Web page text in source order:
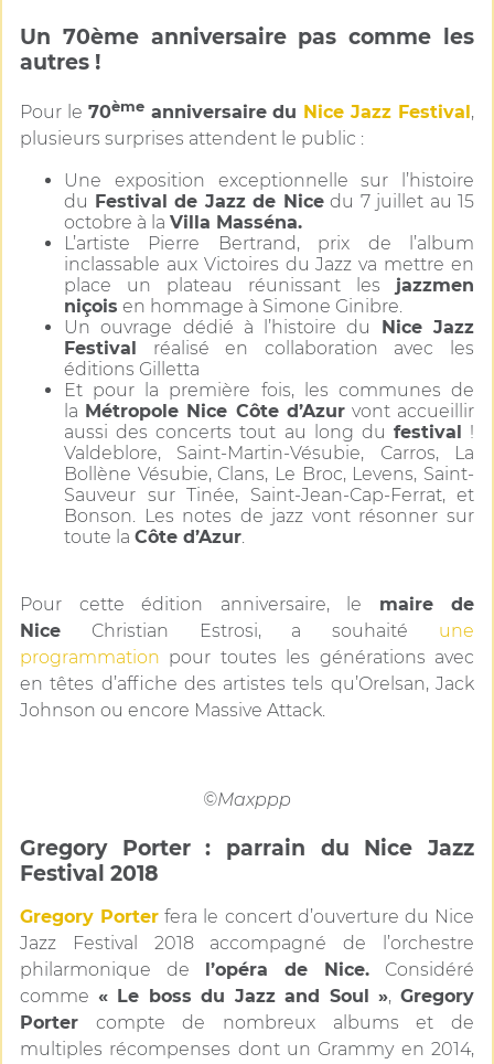
Un 70ème anniversaire pas comme les
autres !
Pour le 70èmeanniversaire du Nice Jazz Festival ,
plusieurs surprises attendent le public :
Une exposition exceptionnelle sur l’histoire
du
Festival de Jazz de Nicedu 7 juillet au 15
octobre à la Villa Masséna.
L’artiste Pierre Bertrand, prix de l’album
inclassable aux Victoires du Jazz va mettre en
place un plateau réunissant les jazzmen
niçois en hommage à Simone Ginibre.
Un ouvrage dédié à l’histoire du
Nice Jazz
Festival
réalisé en collaboration avec les
éditions Gilletta
Et pour la première fois, les communes de
la Métropole Nice Côte d’Azurvont accueillir
aussi des concerts tout au long du festival
!
Valdeblore, Saint-Martin-Vésubie, Carros, La
Bollène Vésubie, Clans, Le Broc, Levens, Saint-
Sauveur sur Tinée, Saint-Jean-Cap-Ferrat, et
Bonson. Les notes de jazz vont résonner sur
toute la Côte d’Azur.
Pour cette édition anniversaire, le maire de
Nice Christian Estrosi, a souhaité une
programmation pour toutes les générations avec
en têtes d’affiche des artistes tels qu’Orelsan, Jack
Johnson ou encore Massive Attack.
©Maxppp
Gregory Porter : parrain du Nice Jazz
Festival 2018
Gregory Porter fera le concert d’ouverture du Nice
Jazz Festival 2018 accompagné de l’orchestre
philarmonique de
l’opéra de Nice. Considéré
comme « Le boss du Jazz and Soul »,Gregory
Porter compte de nombreux albums et de
multiples récompenses dont un Grammy en 2014,